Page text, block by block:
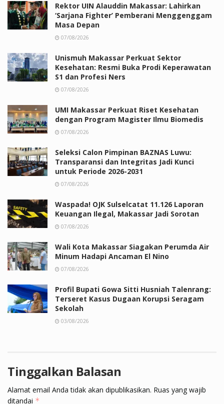
Rektor UIN Alauddin Makassar: Lahirkan
‘Sarjana Fighter’ Pemberani Menggenggam
Masa Depan
07/08/2026
Unismuh Makassar Perkuat Sektor
Kesehatan: Resmi Buka Prodi Keperawatan
S1 dan Profesi Ners
07/08/2026
UMI Makassar Perkuat Riset Kesehatan
dengan Program Magister Ilmu Biomedis
07/08/2026
Seleksi Calon Pimpinan BAZNAS Luwu:
Transparansi dan Integritas Jadi Kunci
untuk Periode 2026-2031
07/08/2026
Waspada! OJK Sulselcatat 11.126 Laporan
Keuangan Ilegal, Makassar Jadi Sorotan
07/08/2026
Wali Kota Makassar Siagakan Perumda Air
Minum Hadapi Ancaman El Nino
07/08/2026
Profil Bupati Gowa Sitti Husniah Talenrang:
Terseret Kasus Dugaan Korupsi Seragam
Sekolah
03/08/2026
Tinggalkan Balasan
Alamat email Anda tidak akan dipublikasikan. Ruas yang wajib
ditandai *